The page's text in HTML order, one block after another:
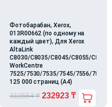
Фотобарабан, Xerox,
013R00662 (по одному на
каждый цвет), Для Xerox
AltaLink
C8030/C8035/C8045/C8055/C8070,
WorkCentre
7525/7530/7535/7545/7556/7830/
125 000 страниц (А4)
310564₸ 232923 ₸